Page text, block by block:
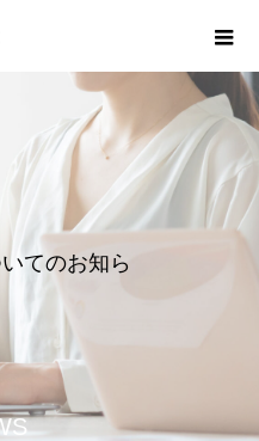
てのお知らせ